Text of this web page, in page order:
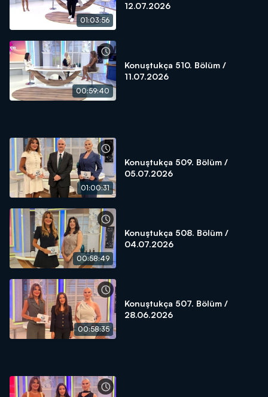
01:03:56
12.07.2026
00:59:40
Konuştukça 510. Bölüm /
11.07.2026
01:00:31
Konuştukça 509. Bölüm /
05.07.2026
00:58:49
Konuştukça 508. Bölüm /
04.07.2026
00:58:35
Konuştukça 507. Bölüm /
28.06.2026